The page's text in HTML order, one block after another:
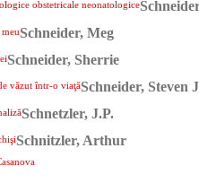
obstetricale neonatologice
Schneider, Meg
Schneider, Sherrie
Schneider, Steven
văzut într-o viaţă
Schnetzler, J.P.
Schnitzler, Arthur